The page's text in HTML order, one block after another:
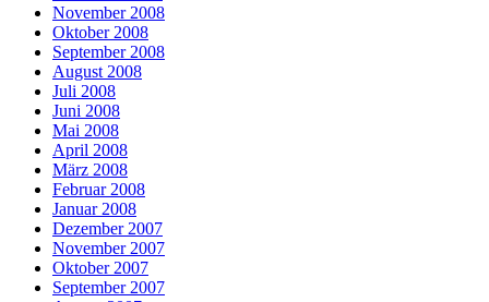
November 2008
Oktober 2008
September 2008
August 2008
Juli 2008
Juni 2008
Mai 2008
April 2008
März 2008
Februar 2008
Januar 2008
Dezember 2007
November 2007
Oktober 2007
September 2007